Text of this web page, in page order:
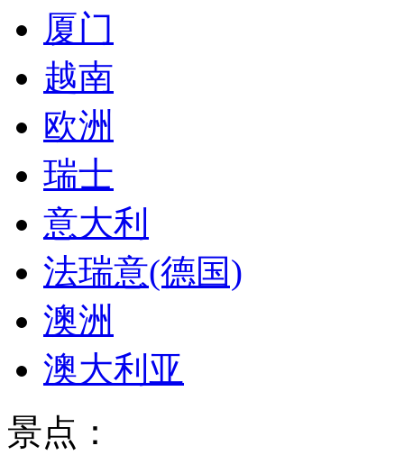
厦门
越南
欧洲
瑞士
意大利
法瑞意(德国)
澳洲
澳大利亚
景点：